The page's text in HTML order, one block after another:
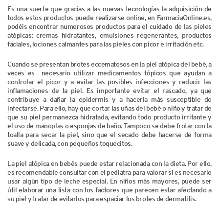
Es una suerte que gracias a las nuevas tecnologías la adquisición de
todos estos productos puede realizarse online, en FarmaciaOnline.es,
podéis encontrar numerosos productos para el cuidado de las pieles
atópicas: cremas hidratantes, emulsiones regenerantes, productos
faciales, lociones calmantes para las pieles con picor e irritación etc.
Cuando se presentan brotes eccematosos en la piel atópica del bebé, a
veces es necesario utilizar medicamentos tópicos que ayudan a
controlar el picor y a evitar las posibles infecciones y reducir las
inflamaciones de la piel. Es importante evitar el rascado, ya que
contribuye a dañar la epidermis y a hacerla más susceptible de
infectarse. Para ello, hay que cortar las uñas del bebé o niño y tratar de
que su piel permanezca hidratada, evitando todo producto irritante y
el uso de manoplas o esponjas de baño. Tampoco se debe frotar con la
toalla para secar la piel, sino que el secado debe hacerse de forma
suave y delicada, con pequeños toquecitos.
La piel atópica en bebés puede estar relacionada con la dieta. Por ello,
es recomendable consultar con el pediatra para valorar si es necesario
usar algún tipo de leche especial. En niños más mayores, puede ser
útil elaborar una lista con los factores que parecen estar afectando a
su piel y tratar de evitarlos para espaciar los brotes de dermatitis.